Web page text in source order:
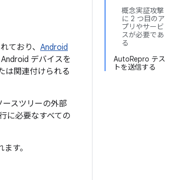
概念実証攻撃
に 2 つ目のア
プリやサービ
スが必要であ
る
AutoRepro テス
トを送信する
ており、 Android
デバイスを
は関連付けられる
ースツリーの外部
に必要なすべての
す。